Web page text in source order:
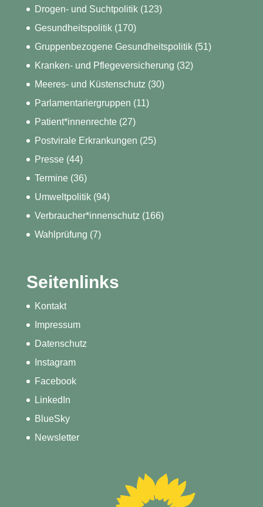
Drogen- und Suchtpolitik(123)
Gesundheitspolitik(170)
Gruppenbezogene Gesundheitspolitik(51)
Kranken- und Pflegeversicherung (32)
Meeres- und Küstenschutz (30)
Parlamentariergruppen (11)
Patient*innenrechte(27)
Postvirale Erkrankungen (25)
Presse(44)
Termine(36)
Umweltpolitik(94)
Verbraucher*innenschutz (166)
Wahlprüfung (7)
Seitenlinks
Kontakt
Impressum
Datenschutz
Instagram
Facebook
LinkedIn
BlueSky
Newsletter